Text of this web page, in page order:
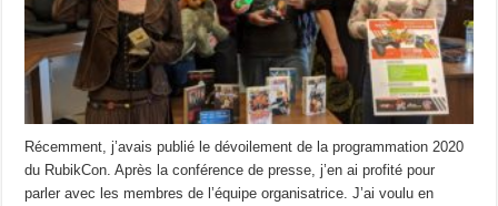
Récemment, j’avais publié le dévoilement de la programmation 2020
du RubikCon. Après la conférence de presse, j’en ai profité pour
parler avec les membres de l’équipe organisatrice. J’ai voulu en